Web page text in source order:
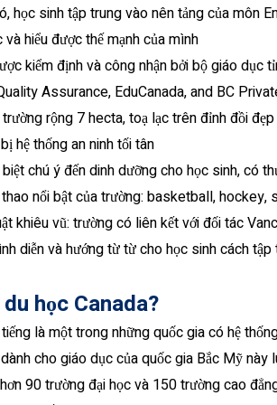
học sinh tập trung vào nên tảng của môn
và hiểu được thế mạnh của mình
kiểm định và công nhận bởi bộ giáo
Assurance, EduCanada, and BC
rộng 7 hecta, toạ lạc trên đỉnh đồi
hệ thống an ninh tối tân
chú ý đến dinh dưỡng cho học sinh, có
nổi bật của trường: basketball, hockey,
khiêu vũ: trường có liên kết với đối tác
diễn và hướng từ từ cho học sinh cách
học Canada?
là một trong những quốc gia có hệ
cho giáo dục của quốc gia Bắc Mỹ này
90 trường đại học và 150 trường cao